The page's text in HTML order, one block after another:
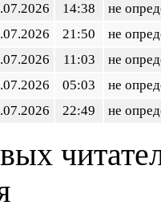
14:38
не
21:50
не
11:03
не
05:03
не
22:49 не